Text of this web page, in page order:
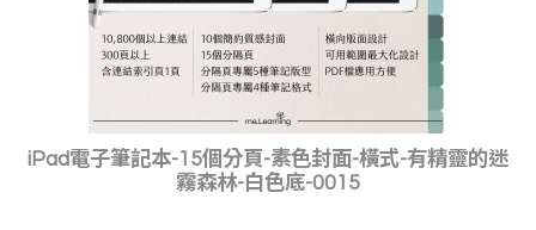
iPad電子筆記本-15個分頁-素色封面-橫式-有精靈的迷
霧森林-白色底-0015